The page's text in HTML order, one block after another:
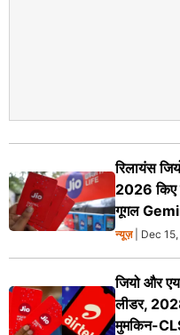
रिलायंस
2026 किए
गूगल
न्यूज़| Dec 15,
जियो और
लीडर,
मुमकिन-